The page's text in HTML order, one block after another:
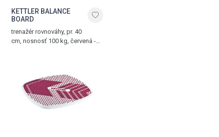
KETTLER BALANCE
BOARD
trenažér rovnováhy, pr. 40
cm, nosnosť 100 kg, červená -